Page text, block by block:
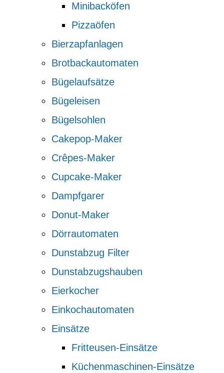
Minibacköfen
Pizzaöfen
Bierzapfanlagen
Brotbackautomaten
Bügelaufsätze
Bügeleisen
Bügelsohlen
Cakepop-Maker
Crêpes-Maker
Cupcake-Maker
Dampfgarer
Donut-Maker
Dörrautomaten
Dunstabzug Filter
Dunstabzugshauben
Eierkocher
Einkochautomaten
Einsätze
Fritteusen-Einsätze
Küchenmaschinen-Einsätze